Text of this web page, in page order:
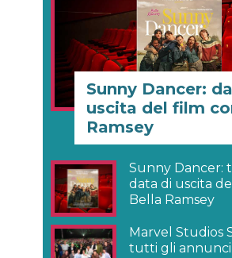
Sunny Dancer:
uscita del film
Ramsey
Sunny Dancer:
data di uscita
Bella Ramsey
Marvel Studios
tutti gli annunci